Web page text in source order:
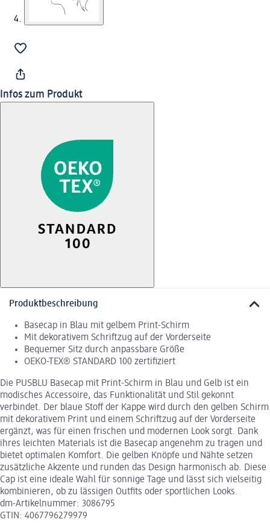
Infos zum Produkt
Produktbeschreibung
Basecap in Blau mit gelbem Print-Schirm
Mit dekorativem Schriftzug auf der Vorderseite
Bequemer Sitz durch anpassbare Größe
OEKO-TEX® STANDARD 100 zertifiziert
Die PUSBLU Basecap mit Print-Schirm in Blau und Gelb ist ein
modisches Accessoire, das Funktionalität und Stil gekonnt
verbindet. Der blaue Stoff der Kappe wird durch den gelben Schirm
mit dekorativem Print und einem Schriftzug auf der Vorderseite
ergänzt, was für einen frischen und modernen Look sorgt. Dank
ihres leichten Materials ist die Basecap angenehm zu tragen und
bietet optimalen Komfort. Die gelben Knöpfe und Nähte setzen
zusätzliche Akzente und runden das Design harmonisch ab. Diese
Cap ist eine ideale Wahl für sonnige Tage und lässt sich vielseitig
kombinieren, ob zu lässigen Outfits oder sportlichen Looks.
dm-Artikelnummer: 3086795
GTIN: 4067796279979